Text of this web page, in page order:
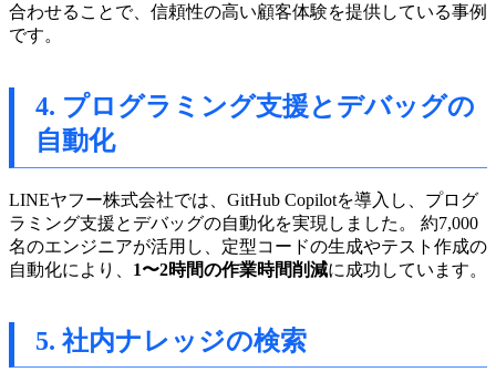
合わせることで、信頼性の高い顧客体験を提供している事例
です。
4. プログラミング支援とデバッグの
自動化
LINEヤフー株式会社では、GitHub Copilotを導入し、プログ
ラミング支援とデバッグの自動化を実現しました。 約7,000
名のエンジニアが活用し、定型コードの生成やテスト作成の
自動化により、 1〜2時間の作業時間削減に成功しています。
5. 社内ナレッジの検索